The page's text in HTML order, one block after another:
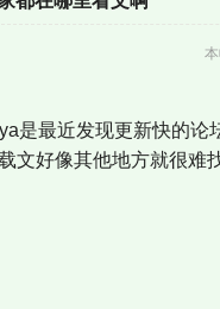
是最近发现更新快的论
文好像其他地方就很难